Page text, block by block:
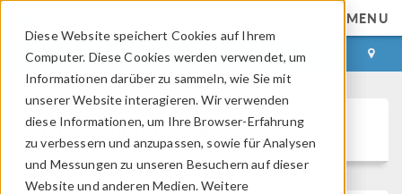
Diese Website speichert Cookies auf Ihrem
Computer. Diese Cookies werden verwendet, um
Informationen darüber zu sammeln, wie Sie mit
unserer Website interagieren. Wir verwenden
diese Informationen, um Ihre Browser-Erfahrung
zu verbessern und anzupassen, sowie für Analysen
und Messungen zu unseren Besuchern auf dieser
Website und anderen Medien. Weitere
MENU
ANMELDEN KONTAKT
Discussion Forum